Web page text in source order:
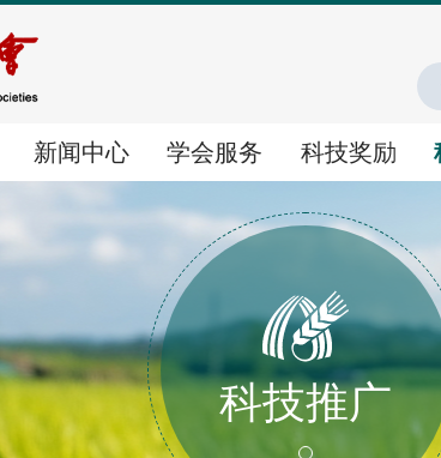
新闻中心 学会服务 科技奖励
中
智库咨询
科技奖励
国家科学技术奖提名
神农中华农业科技奖
科技推广
农业新技
农业主
科技推广